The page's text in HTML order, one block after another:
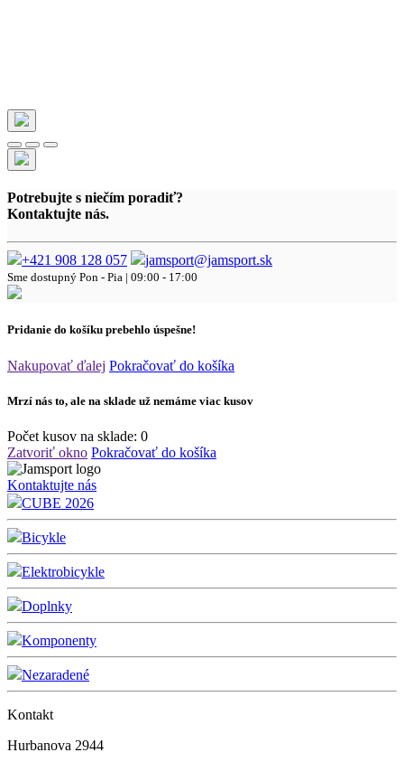
Potrebujte s niečím poradiť?
Kontaktujte nás.
+421 908 128 057 jamsport@jamsport.sk
Sme dostupný Pon - Pia | 09:00 - 17:00
Pridanie do košíku prebehlo úspešne!
Nakupovať ďalej Pokračovať do košíka
Mrzí nás to, ale na sklade už nemáme viac kusov
Počet kusov na sklade: 0
Zatvoriť okno Pokračovať do košíka
Kontaktujte nás
CUBE 2026
Bicykle
Elektrobicykle
Doplnky
Komponenty
Nezaradené
Kontakt
Hurbanova 2944